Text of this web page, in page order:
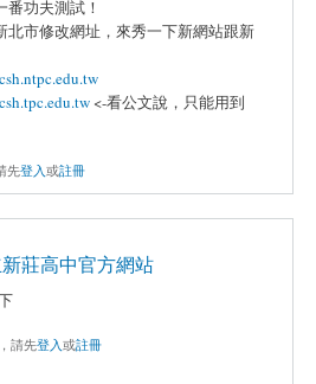
番功夫測試！
北市修改網址，來秀一下新網站跟新
<-看公文說，只能用到
先登入或註冊
莊高中官方網站
請先登入或註冊